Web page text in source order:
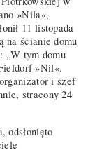
»Nila«,
11 listopada
na ścianie domu
„W tym domu
»Nil«.
i szef
stracony 24
odsłonięto